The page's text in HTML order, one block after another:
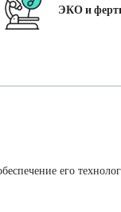
ЭКО и
его